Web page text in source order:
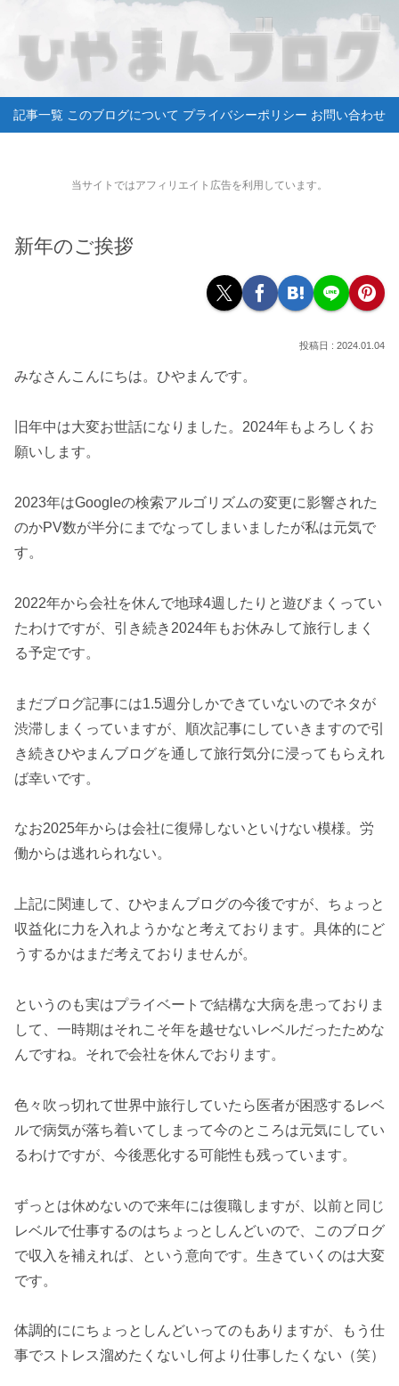
記事一覧 このブログについて プライバシーポリシー お問い合わせ
当サイトではアフィリエイト広告を利用しています。
新年のご挨拶
2024.01.04
みなさんこんにちは。ひやまんです。
旧年中は大変お世話になりました。2024年もよろしくお
願いします。
2023年はGoogleの検索アルゴリズムの変更に影響された
のかPV数が半分にまでなってしまいましたが私は元気で
す。
2022年から会社を休んで地球4週したりと遊びまくってい
たわけですが、引き続き2024年もお休みして旅行しまく
る予定です。
まだブログ記事には1.5週分しかできていないのでネタが
渋滞しまくっていますが、順次記事にしていきますので引
き続きひやまんブログを通して旅行気分に浸ってもらえれ
ば幸いです。
なお2025年からは会社に復帰しないといけない模様。労
働からは逃れられない。
上記に関連して、ひやまんブログの今後ですが、ちょっと
収益化に力を入れようかなと考えております。具体的にど
うするかはまだ考えておりませんが。
というのも実はプライベートで結構な大病を患っておりま
して、一時期はそれこそ年を越せないレベルだったためな
んですね。それで会社を休んでおります。
色々吹っ切れて世界中旅行していたら医者が困惑するレベ
ルで病気が落ち着いてしまって今のところは元気にしてい
るわけですが、今後悪化する可能性も残っています。
ずっとは休めないので来年には復職しますが、以前と同じ
レベルで仕事するのはちょっとしんどいので、このブログ
で収入を補えれば、という意向です。生きていくのは大変
です。
体調的ににちょっとしんどいってのもありますが、もう仕
事でストレス溜めたくないし何より仕事したくない（笑）